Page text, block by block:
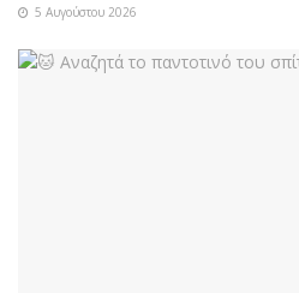
5 Αυγούστου 2026